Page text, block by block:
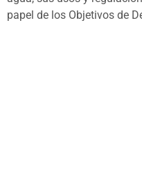
papel de los Objetivos de